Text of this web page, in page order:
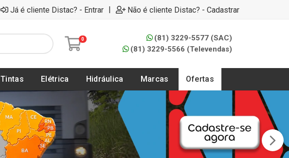
Já é cliente Distac? - Entrar | Não é cliente Distac? - Cadastrar
0
(81) 3229-5577 (SAC)
(81) 3229-5566 (Televendas)
Tintas Elétrica Hidráulica Marcas Ofertas